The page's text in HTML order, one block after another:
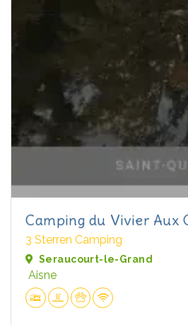
Camping du Vivier Aux
3 Sterren Camping
Seraucourt-le-Grand
Aisne